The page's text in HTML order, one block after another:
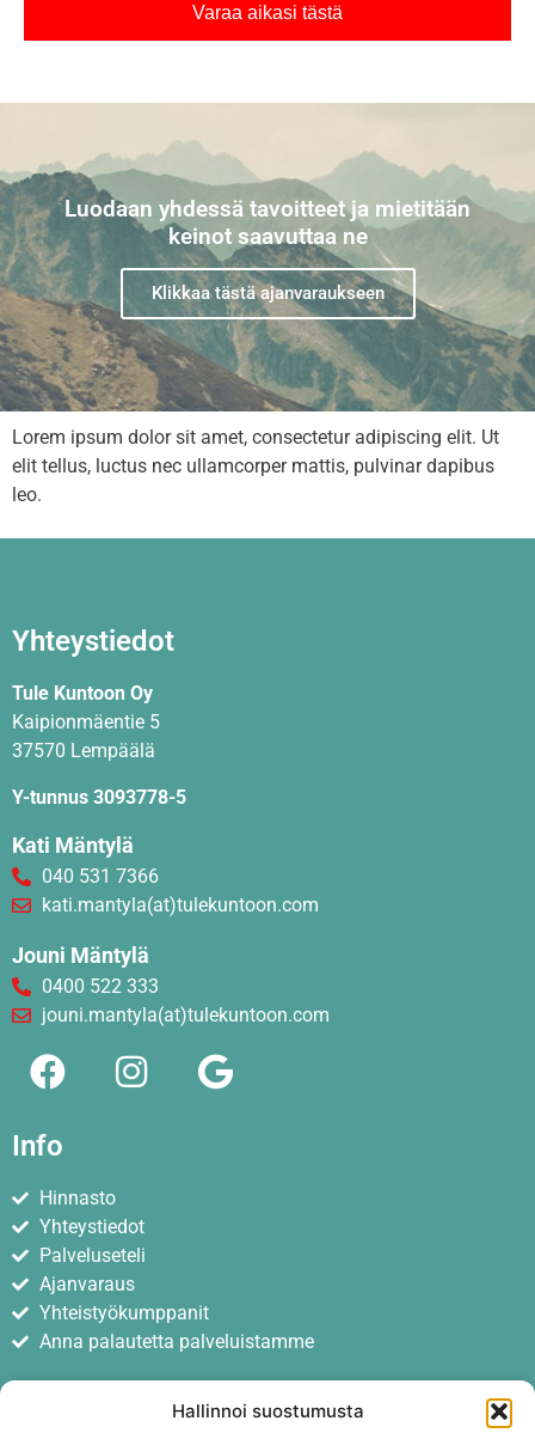
Hallinnoi suostumusta
Varaa aikasi tästä
Luodaan yhdessä tavoitteet ja mietitään
keinot saavuttaa ne
Klikkaa tästä ajanvaraukseen
Lorem ipsum dolor sit amet, consectetur adipiscing elit. Ut
elit tellus, luctus nec ullamcorper mattis, pulvinar dapibus
leo.
Yhteystiedot
Tule Kuntoon Oy
Kaipionmäentie 5
37570 Lempäälä
Y-tunnus 3093778-5
Kati Mäntylä
040 531 7366
kati.mantyla(at)tulekuntoon.com
Jouni Mäntylä
0400 522 333
jouni.mantyla(at)tulekuntoon.com
Info
Hinnasto
Yhteystiedot
Palveluseteli
Ajanvaraus
Yhteistyökumppanit
Anna palautetta palveluistamme